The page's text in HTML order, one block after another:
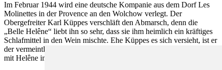
Im Februar 1944 wird eine deutsche Kompanie aus dem Dorf Les
Molinettes in der Provence an den Wolchow verlegt. Der
Obergefreiter Karl Küppes verschläft den Abmarsch, denn die
„Belle Helêne“ liebt ihn so sehr, dass sie ihm heimlich ein kräftiges
Schlafmittel in den Wein mischte. Ehe Küppes es sich versieht, ist er
der vermeintliche Ortskommandant von Les Molinettes und residiert
mit Helêne im Schloss.